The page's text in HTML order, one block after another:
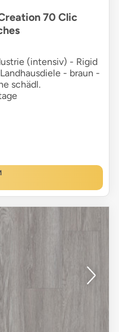
70 Clic
(intensiv) - Rigid
- braun -
schädl.